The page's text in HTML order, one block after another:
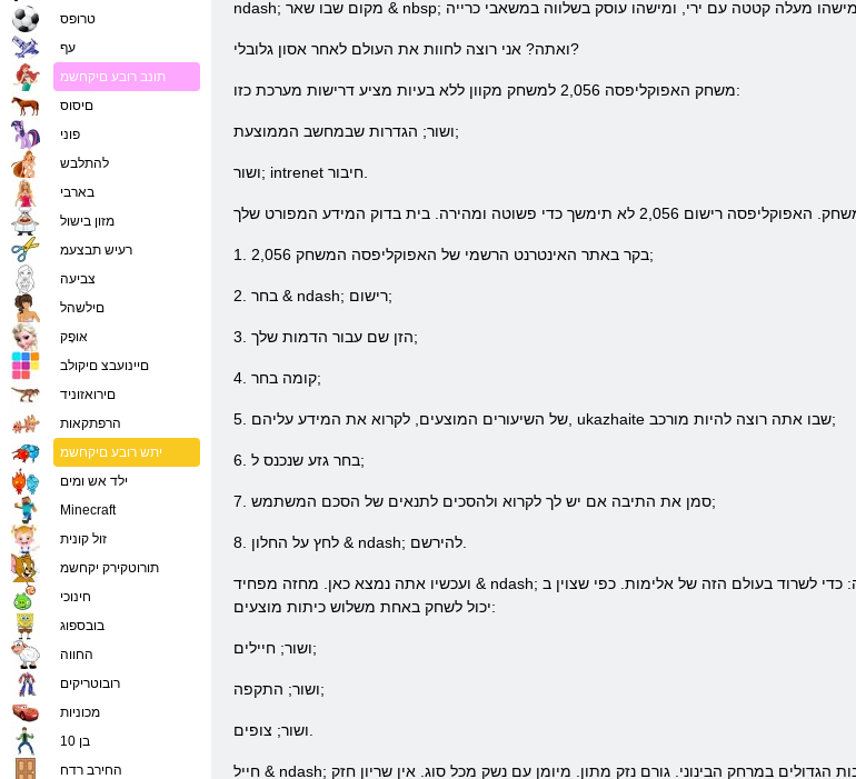
ואתה? אני רוצה לחוות את העולם לאחר אסון גלובלי?
משחק האפוקליפסה 2,056 למשחק מקוון ללא בעיות מציע דרישות מערכת כזו:
ושור; הגדרות שבמחשב הממוצעת;
1. בקר באתר האינטרנט הרשמי של האפוקליפסה המשחק 2,056;
2. בחר & ndash; רישום;
3. הזן שם עבור הדמות שלך;
4. קומה בחר;
5. של השיעורים המוצעים, לקרוא את המידע עליהם, ukazhaite שבו אתה רוצה להיות מורכב;
6. בחר גזע שנכנס ל;
7. סמן את התיבה אם יש לך לקרוא ולהסכים לתנאים של הסכם המשתמש;
ועכשיו אתה נמצא כאן. מחזה מפחיד & ndash; לא לבעלי לב החלש. עכשיו המשימה שלך היא פשוטה: כדי לשרוד בעולם הזה של אלימות. כפי שצוין בnbsp משחק &; אפוקליפסה 2,056 אתה
יכול לשחק באחת משלוש כיתות מוצעים:
ושור; חיילים;
ושור; התקפה;
טרופס
עף
תונב רובע םיקחשמ
םיסוס
פוני
להתלבש
בארבי
מזון בישול
רעיש תבצעמ
צביעה
םילשהל
אּופָק
םיינועבצ םיקולב
םירואזוניד
הרפתקאות
יתש רובע םיקחשמ
ילד אש ומים
Minecraft
זול קונית
תורוטקירק יקחשמ
חינוכי
בובספוג
החווה
רובוטריקים
מכוניות
בן 10
החירב רדח